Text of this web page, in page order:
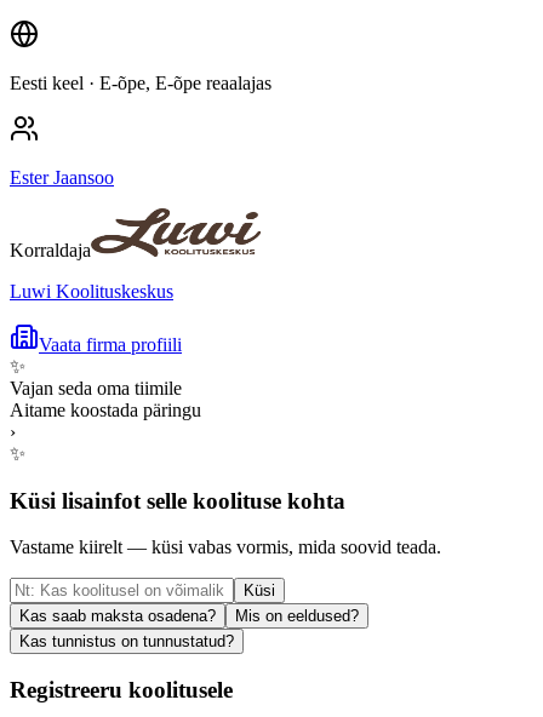
Eesti keel · E-õpe, E-õpe reaalajas
Ester Jaansoo
Korraldaja
Luwi Koolituskeskus
Vaata firma profiili
✨
Vajan seda oma tiimile
Aitame koostada päringu
›
✨
Küsi lisainfot selle koolituse kohta
Vastame kiirelt — küsi vabas vormis, mida soovid teada.
Küsi
Kas saab maksta osadena?
Mis on eeldused?
Kas tunnistus on tunnustatud?
Registreeru koolitusele